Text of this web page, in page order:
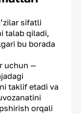
sifatli
talab qiladi,
bu borada
uchun —
taklif etadi va
orqali